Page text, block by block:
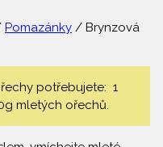
Pomazánky / Brynzová
potřebujete: 1
mletých ořechů.